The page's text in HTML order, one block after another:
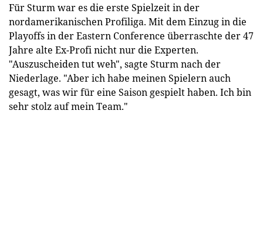
Für Sturm war es die erste Spielzeit in der
nordamerikanischen Profiliga. Mit dem Einzug in die
Playoffs in der Eastern Conference überraschte der 47
Jahre alte Ex-Profi nicht nur die Experten.
"Auszuscheiden tut weh", sagte Sturm nach der
Niederlage. "Aber ich habe meinen Spielern auch
gesagt, was wir für eine Saison gespielt haben. Ich bin
sehr stolz auf mein Team."